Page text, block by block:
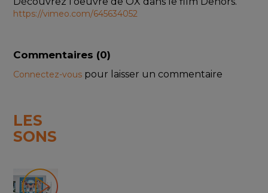
https://vimeo.com/645634052
Commentaires (0)
Connectez-vous pour laisser un commentaire
LES
SONS